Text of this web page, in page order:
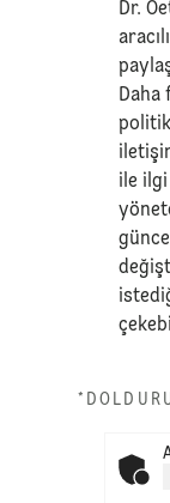
Dr.
Daha
ile ilgi